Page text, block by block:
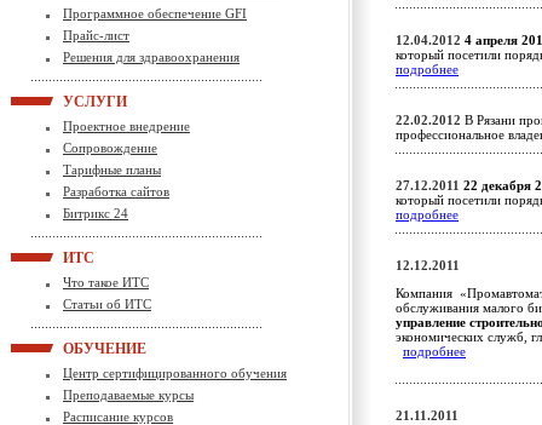
Программное обеспечение GFI
Прайс-лист
Решения для здравоохранения
УСЛУГИ
Проектное внедрение
Сопровождение
Тарифные планы
Разработка сайтов
Битрикс 24
ИТС
Что такое ИТС
Статьи об ИТС
ОБУЧЕНИЕ
Центр сертифицированного обучения
Преподаваемые курсы
Расписание курсов
12.04.2012 4 апреля
который посетили
подробнее
22.02.2012 В Рязани
профессиональное
27.12.2011 22 декабря
который посетили
подробнее
12.12.2011
Компания
обслуживания малого
управление
экономических служб,
подробнее
21.11.2011